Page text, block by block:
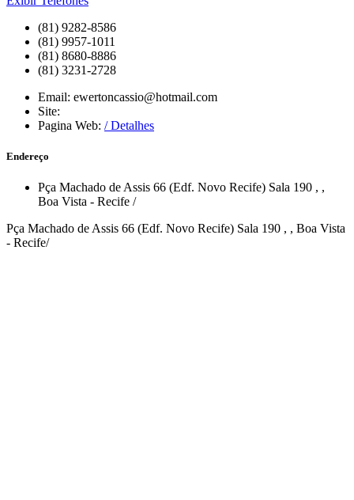
(81) 9282-8586
(81) 9957-1011
(81) 8680-8886
(81) 3231-2728
Email: ewertoncassio@hotmail.com
Site:
Pagina Web: / Detalhes
Endereço
Pça Machado de Assis 66 (Edf. Novo Recife) Sala 190 , ,
Boa Vista - Recife /
Pça Machado de Assis 66 (Edf. Novo Recife) Sala 190 , , Boa Vista
- Recife/